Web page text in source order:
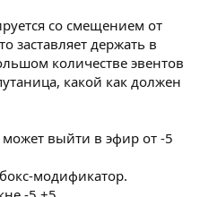
со смещением от
заставляет держать в
количестве эвентов
какой как должен
выйти в эфир от -5
модификатор.